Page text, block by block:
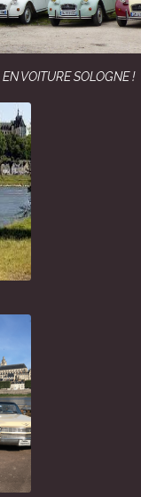
EN VOITURE SOLOGNE !